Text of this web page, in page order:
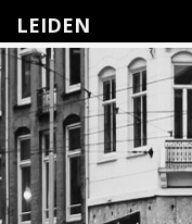
LEIDEN
Nieuwstraat 35
2312 KA Leiden
+31(0)71 – 52 84 480
info@kunsthuisleiden.nl
Lees meer